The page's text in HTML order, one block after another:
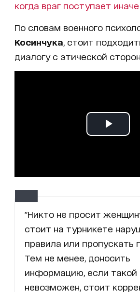
когда враг поступает иначе
По словам военного
Косинчука , стоит
диалогу с этической
"Никто не просит
стоит на турникете
правила или пропускать
Тем не менее, доносить
информацию, если такой
невозможен, стоит